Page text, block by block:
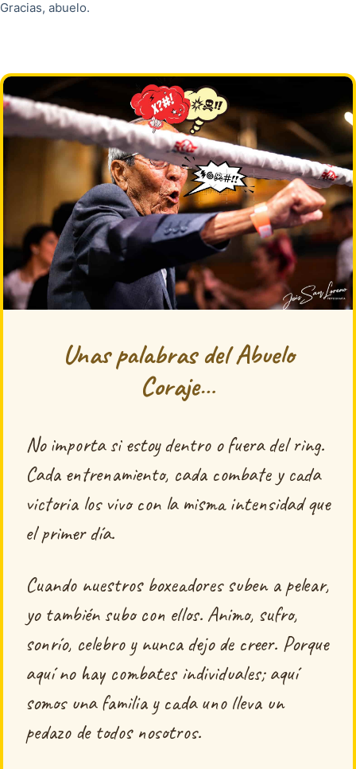
Gracias, abuelo.
Unas palabras del Abuelo
Coraje…
No importa si estoy dentro o fuera del ring.
Cada entrenamiento, cada combate y cada
victoria los vivo con la misma intensidad que
el primer día.
Cuando nuestros boxeadores suben a pelear,
yo también subo con ellos. Animo, sufro,
sonrío, celebro y nunca dejo de creer. Porque
aquí no hay combates individuales; aquí
somos una familia y cada uno lleva un
pedazo de todos nosotros.